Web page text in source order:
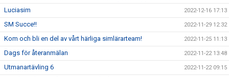
Luciasim 2022-12-16 17:13
SM Succe!! 2022-11-29 12:32
Kom och bli en del av vårt härliga simlärarteam! 2022-11-25 11:13
Dags för återanmälan 2022-11-22 13:48
Utmanartävling 6 2022-11-22 09:15